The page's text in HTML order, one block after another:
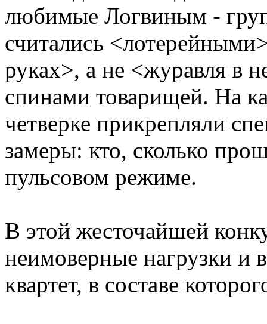
любимые Логвиным -
считались
руках>, а не <журавля в
спинами товарищей. На
четверке прикрепляли
замеры: кто, сколько
пульсовом режиме.
В этой жесточайшей
неимоверные нагрузки и
квартет, в составе